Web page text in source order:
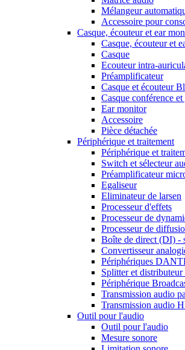
Mélangeur
Accessoire pour
Casque, écouteur et ear
Casque, écouteur et
Casque
Ecouteur intra-
Préamplificateur
Casque et écouteur
Casque conférence
Ear monitor
Accessoire
Pièce détachée
Périphérique et traitement
Périphérique et
Switch et sélecteur
Préamplificateur
Egaliseur
Eliminateur de larsen
Processeur d'effets
Processeur de
Processeur de
Boîte de direct (DI) -
Convertisseur
Périphériques
Splitter et distributeur
Périphérique
Transmission audio
Transmission audio
Outil pour l'audio
Outil pour l'audio
Mesure sonore